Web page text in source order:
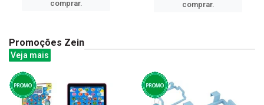
comprar.
comprar.
Promoções Zein
Veja mais